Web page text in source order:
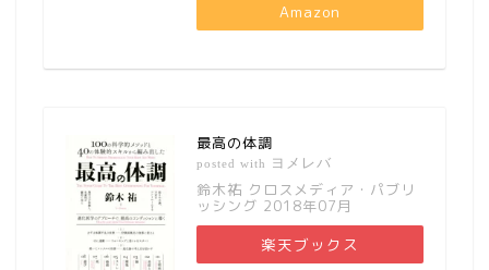
Amazon
最高の体調
posted with ヨメレバ
鈴木祐 クロスメディア・パブリ
ッシング 2018年07月
楽天ブックス